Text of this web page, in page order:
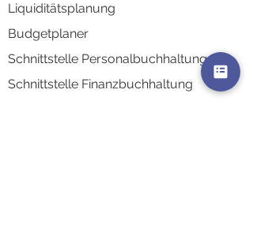
Liquiditätsplanung
Budgetplaner
Schnittstelle Personalbuchhaltung
Schnittstelle Finanzbuchhaltung